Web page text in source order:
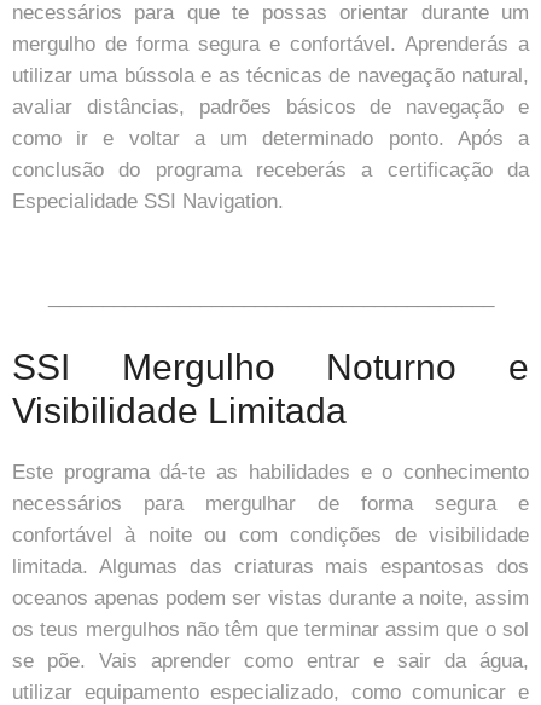
necessários para que te possas orientar durante um
mergulho de forma segura e confortável. Aprenderás a
utilizar uma bússola e as técnicas de navegação natural,
avaliar distâncias, padrões básicos de navegação e
como ir e voltar a um determinado ponto. Após a
conclusão do programa receberás a certificação da
Especialidade SSI Navigation.
SSI Mergulho Noturno e
Visibilidade Limitada
Este programa dá-te as habilidades e o conhecimento
necessários para mergulhar de forma segura e
confortável à noite ou com condições de visibilidade
limitada. Algumas das criaturas mais espantosas dos
oceanos apenas podem ser vistas durante a noite, assim
os teus mergulhos não têm que terminar assim que o sol
se põe. Vais aprender como entrar e sair da água,
utilizar equipamento especializado, como comunicar e